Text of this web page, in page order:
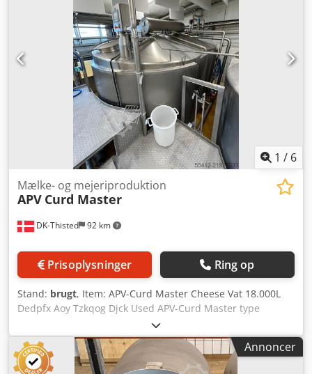
1 / 6
DK-Thisted 92 km
Mælke- og mejeriproduktion
APV Curd Master
Prisoplysninger Ring op
Stand: brugt, Item: APV-Curd Master Cheese Vat 18.000L
Dedpfx Aoy Tzkqog Djck Used APV-Curd Master type
Double-O, capacity 18.000 l, Double jacketed, Insulated,
Cheese vat with agitators Double-O. Good working
condition! NOTE! Control unit.with Siemens Simantec
Touch display
Annoncer